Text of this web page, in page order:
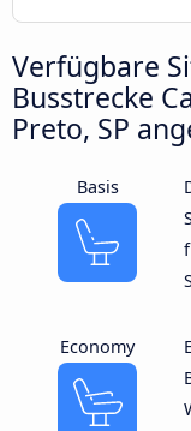
Verfügbare
Busstrecke
Preto, SP
Basis
Economy